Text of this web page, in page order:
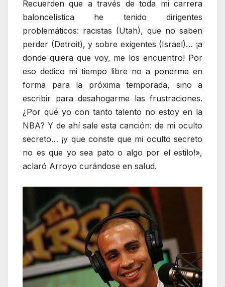
Recuerden que a través de toda mi carrera
baloncelística he tenido dirigentes
problemáticos: racistas (Utah), que no saben
perder (Detroit), y sobre exigentes (Israel)… ¡a
donde quiera que voy, me los encuentro! Por
eso dedico mi tiempo libre no a ponerme en
forma para la próxima temporada, sino a
escribir para desahogarme las frustraciones.
¿Por qué yo con tanto talento no estoy en la
NBA? Y de ahí sale esta canción: de mi oculto
secreto… ¡y que conste que mi oculto secreto
no es que yo sea pato o algo por el estilo!»,
aclaró Arroyo curándose en salud.